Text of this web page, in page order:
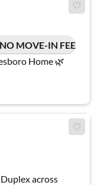
NO MOVE-IN FEE
Home 🌿
across